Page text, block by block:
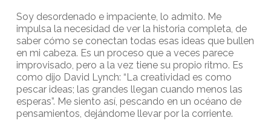
Soy desordenado e impaciente, lo admito. Me
impulsa la necesidad de ver la historia completa, de
saber cómo se conectan todas esas ideas que bullen
en mi cabeza. Es un proceso que a veces parece
improvisado, pero a la vez tiene su propio ritmo. Es
como dijo David Lynch: “La creatividad es como
pescar ideas; las grandes llegan cuando menos las
esperas”. Me siento así, pescando en un océano de
pensamientos, dejándome llevar por la corriente.